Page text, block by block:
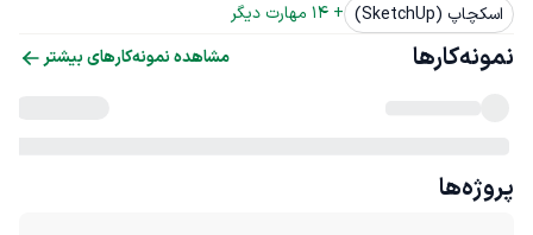
اسکچاپ (SketchUp)
+
14 مهارت دیگر
نمونه‌کارها مشاهده نمونه‌کارهای بیشتر
پروژه‌ها